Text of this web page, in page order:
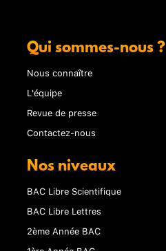
Qui sommes-nous ?
Nous connaître
L'équipe
Revue de presse
Contactez-nous
Nos niveaux
BAC Libre Scientifique
BAC Libre Lettres
2ème Année BAC